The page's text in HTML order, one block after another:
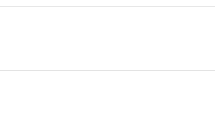
Zeilregio Split